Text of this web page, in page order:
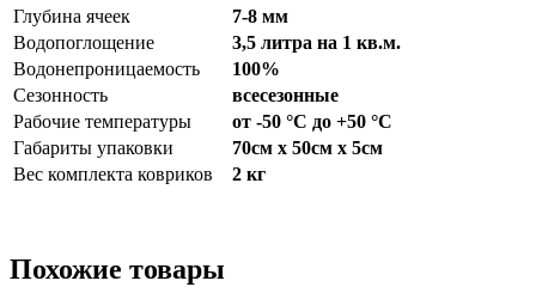
Глубина ячеек
7-8 мм
Водопоглощение
3,5 литра на 1 кв.м.
Водонепроницаемость
100%
Сезонность
всесезонные
Рабочие температуры
от -50 °С до +50 °С
Габариты упаковки
70см x 50см x 5см
Вес комплекта ковриков
2 кг
Похожие товары